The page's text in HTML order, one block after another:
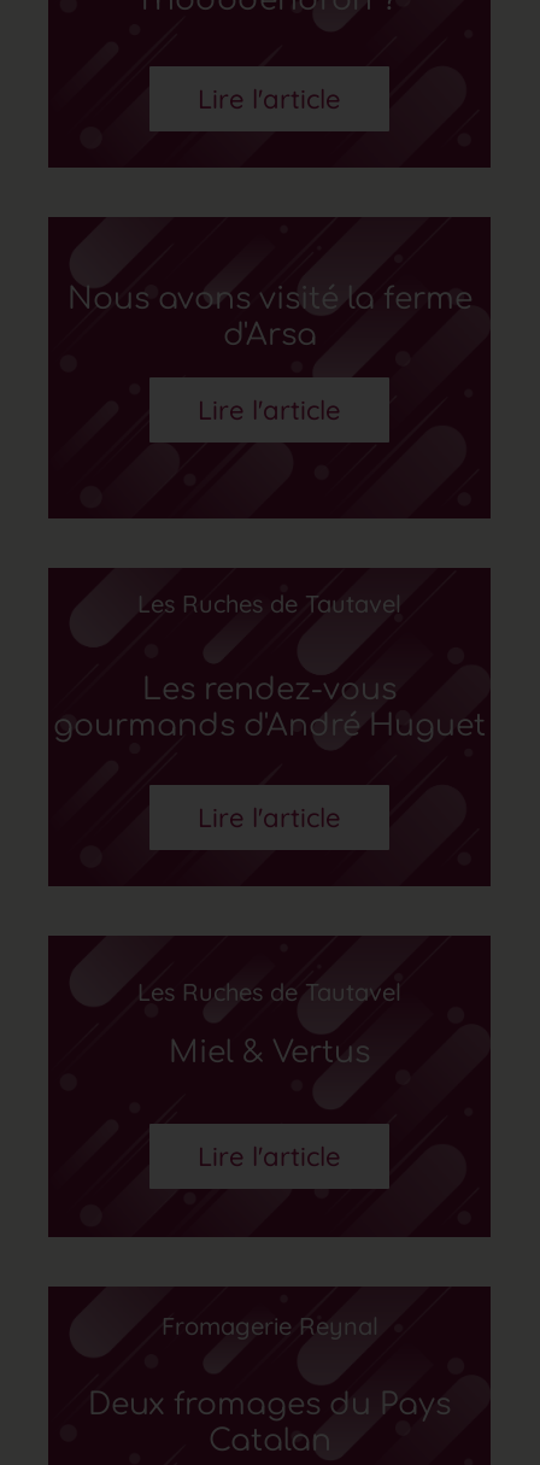
Lire l'article
Nous avons visité la ferme
d'Arsa
Lire l'article
Les Ruches de Tautavel
Les rendez-vous
gourmands d'André Huguet
Lire l'article
Les Ruches de Tautavel
Miel & Vertus
Lire l'article
Fromagerie Reynal
Deux fromages du Pays
Catalan